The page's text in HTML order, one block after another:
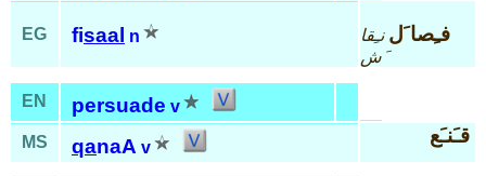
EG fisaal n فـِصا َل نـِقا
َش
EN persuade v
MS
qanaA v
قـَنـَع